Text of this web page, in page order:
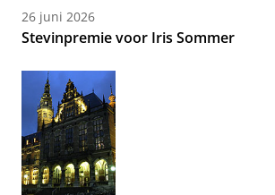
26 juni 2026
Stevinpremie voor Iris Sommer